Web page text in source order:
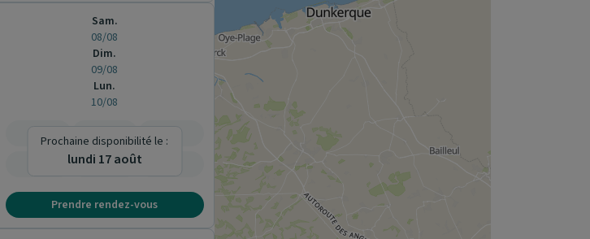
Sam.
08/08
Dim.
09/08
Lun.
10/08
-
Prochaine disponibilité le :
lundi 17 août
Prendre rendez-vous